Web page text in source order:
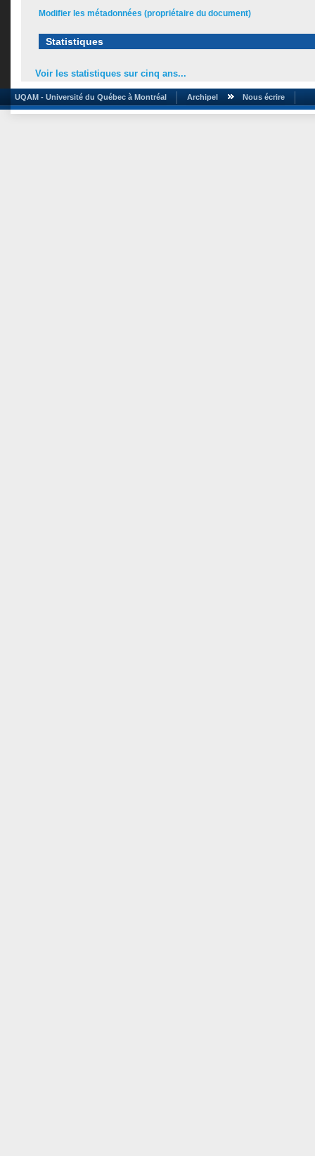
Modifier les métadonnées (propriétaire du document)
Statistiques
Voir les statistiques sur cinq ans...
UQAM - Université du Québec à Montréal Archipel Nous écrire